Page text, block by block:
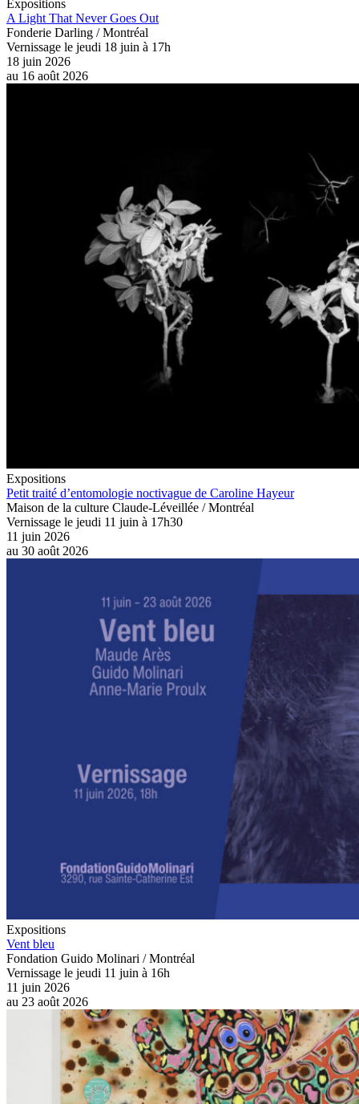
Expositions
A Light That Never Goes Out
Fonderie Darling / Montréal
Vernissage le jeudi 18 juin à 17h
18 juin 2026
Expositions
Petit traité d’entomologie noctivague de Caroline Hayeur
Maison de la culture Claude-Léveillée / Montréal
Vernissage le jeudi 11 juin à 17h30
11 juin 2026
Expositions
Vent bleu
Fondation Guido Molinari / Montréal
Vernissage le jeudi 11 juin à 16h
11 juin 2026
23 août 2026